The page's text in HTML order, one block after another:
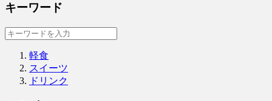
キーワード
軽食
スイーツ
ドリンク